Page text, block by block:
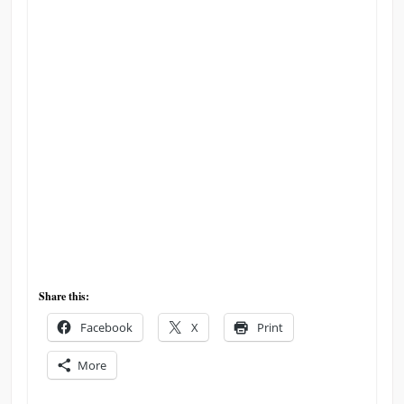
Share this:
Facebook X Print
More